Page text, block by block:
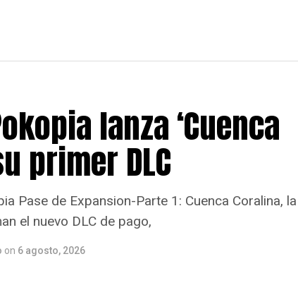
lanza ‘Cuenca
primer DLC
Pase de Expansion-Parte 1: Cuenca Coralina,
el nuevo DLC de pago,
on 6 agosto, 2026